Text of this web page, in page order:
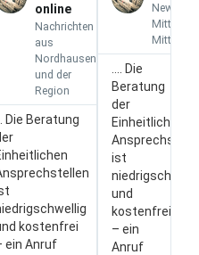
online
Nachrichten
aus
Nordhausen
und der
Region
... Die Beratung
kostenfrei
ein Anruf
News
.... Die
Beratung
der
Einheitlichen
ist
und
kostenfrei
– ein
Anruf